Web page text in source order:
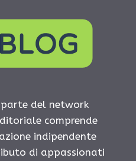
del network
comprende
indipendente
di appassionati